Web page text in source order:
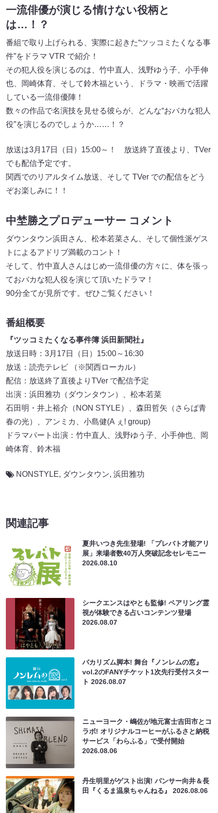
一流俳優が演じる情けない役柄と
は…！？
番組で取り上げられる、実際に起きた“ツッコミたくなる事
件”をドラマ VTR で紹介！
その犯人役を演じるのは、竹中直人、浅野ゆう子、小手伸
也、岡崎体育、そして鈴木福という、ドラマ・映画で活躍
している一流俳優陣！
数々の作品で名演技を見せる彼らが、どんな“おバカな犯人
役”を演じるのでしょうか……！？
放送は3月17日（日）15:00～！ 放送終了直後より、TVer
でも配信予定です。
関西でのリアルタイム放送、そして TVer での配信をどう
ぞお楽しみに！！
中埜勝之プロデューサー コメント
ダウンタウン浜田さん、松本若菜さん、そして個性派ゲス
トによるアドリブ満載のコント！
そして、竹中直人さんはじめ一流俳優の方々に、体を張っ
ておバカな犯人役を演じて頂いたドラマ！
90分全てが見所です。ぜひご覧ください！
番組概要
『ツッコミたくなる事件簿 浜田新聞社』
放送日時：3月17日（日）15:00～16:30
放送：読売テレビ （※関西ローカル）
配信：放送終了直後よりTVer で配信予定
出演：浜田雅功（ダウンタウン）、松本若菜
石田明・井上裕介（NON STYLE）、森田哲矢（さらば青
春の光）、アンミカ、小島健(A ぇ! group)
ドラマパート出演：竹中直人、浅野ゆう子、小手伸也、岡
崎体育、鈴木福
NONSTYLE, ダウンタウン, 浜田雅功
関連記事
夏井いつき先生登場! 「プレバト才能アリ
展」来場者数40万人突破記念セレモニー
2026.08.10
シークエンスはやとも監修! ペアリング霊
視が体験できる占いコンテンツ登場
2026.08.07
バカリズム脚本! 舞台『ノンレムの窓』
vol.2のFANYチケット1次先行受付スター
ト2026.08.07
ニューヨーク・嶋佐が地元富士吉田市とコ
ラボ! オリジナルコーヒーがふるさと納税
サービス「わらふる」で受付開始
2026.08.06
丹生明里がゲスト出演! パンサー向井＆長
田『くるま温泉ちゃんねる』2026.08.06